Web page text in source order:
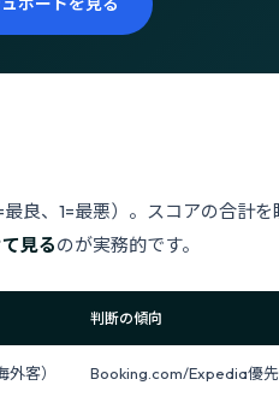
良、1=最悪）。スコアの合計
見るのが実務的です。
判断の傾向
客） Booking.com/Expedia優